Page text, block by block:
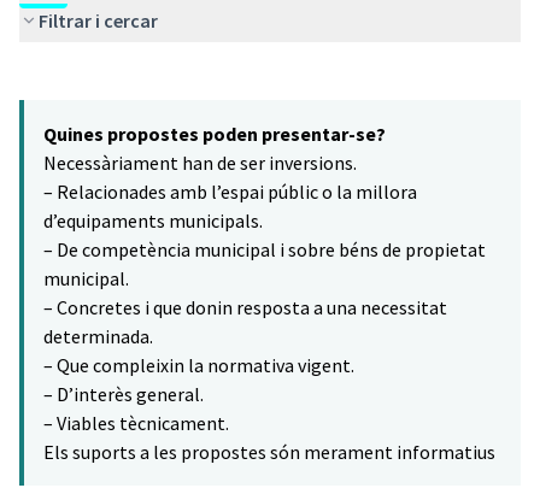
Filtrar i cercar
−
Quines propostes poden presentar-se?
Necessàriament han de ser inversions.
– Relacionades amb l’espai públic o la millora
d’equipaments municipals.
– De competència municipal i sobre béns de propietat
municipal.
– Concretes i que donin resposta a una necessitat
determinada.
– Que compleixin la normativa vigent.
– D’interès general.
– Viables tècnicament.
Els suports a les propostes són merament informatius